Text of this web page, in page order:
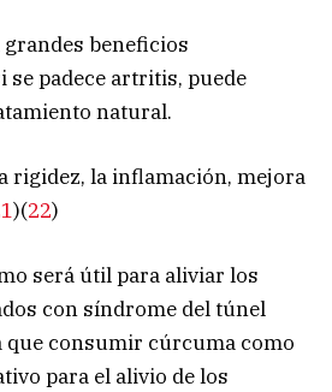
beneficios
se padece artritis, puede
natural.
rigidez, la inflamación, mejora
)(22)
será útil para aliviar los
con síndrome del túnel
que consumir cúrcuma como
para el alivio de los